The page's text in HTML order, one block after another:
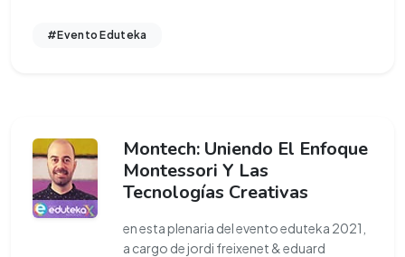
#Evento Eduteka
Montech: Uniendo El Enfoque
Montessori Y Las
Tecnologías Creativas
en esta plenaria del evento eduteka 2021,
a cargo de jordi freixenet & eduard